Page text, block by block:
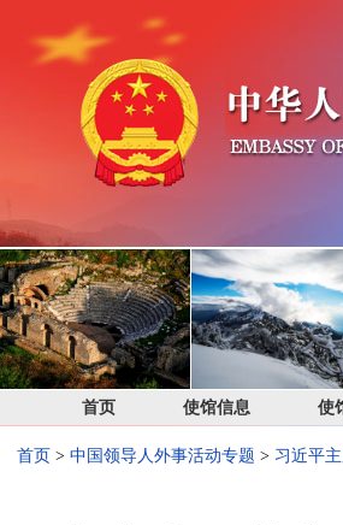
首页 使馆信息 使
首页 > 中国领导人外事活动专题 > 习近平